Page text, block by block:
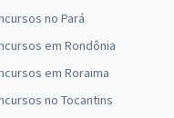
no Pará
em Rondônia
em Roraima
no Tocantins